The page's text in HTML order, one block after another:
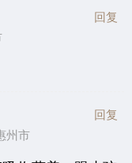
回复
州市
回复